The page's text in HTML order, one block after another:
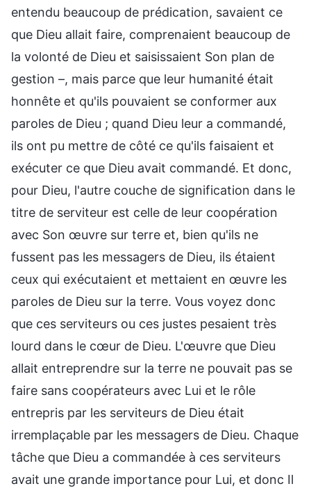
entendu beaucoup de prédication, savaient ce
que Dieu allait faire, comprenaient beaucoup de
la volonté de Dieu et saisissaient Son plan de
gestion –, mais parce que leur humanité était
honnête et qu'ils pouvaient se conformer aux
paroles de Dieu ; quand Dieu leur a commandé,
ils ont pu mettre de côté ce qu'ils faisaient et
exécuter ce que Dieu avait commandé. Et donc,
pour Dieu, l'autre couche de signification dans le
titre de serviteur est celle de leur coopération
avec Son œuvre sur terre et, bien qu'ils ne
fussent pas les messagers de Dieu, ils étaient
ceux qui exécutaient et mettaient en œuvre les
paroles de Dieu sur la terre. Vous voyez donc
que ces serviteurs ou ces justes pesaient très
lourd dans le cœur de Dieu. L'œuvre que Dieu
allait entreprendre sur la terre ne pouvait pas se
faire sans coopérateurs avec Lui et le rôle
entrepris par les serviteurs de Dieu était
irremplaçable par les messagers de Dieu. Chaque
tâche que Dieu a commandée à ces serviteurs
avait une grande importance pour Lui, et donc Il